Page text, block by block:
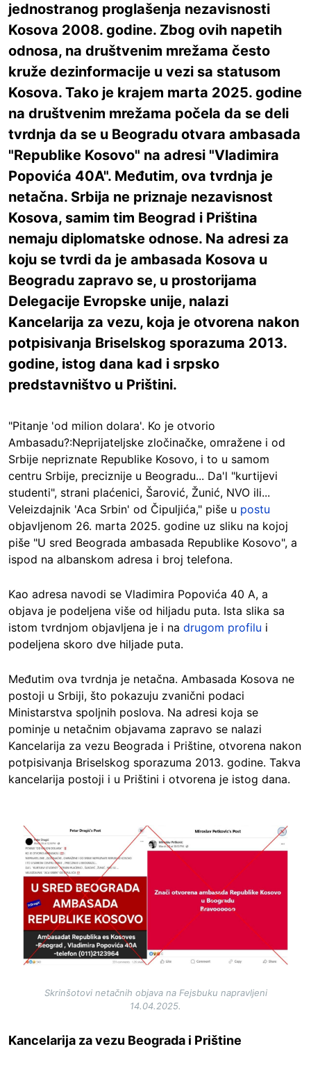
jednostranog proglašenja nezavisnosti
Kosova 2008. godine. Zbog ovih napetih
odnosa, na društvenim mrežama često
kruže dezinformacije u vezi sa statusom
Kosova. Tako je krajem marta 2025. godine
na društvenim mrežama počela da se deli
tvrdnja da se u Beogradu otvara ambasada
"Republike Kosovo" na adresi "Vladimira
Popovića 40A". Međutim, ova tvrdnja je
netačna. Srbija ne priznaje nezavisnost
Kosova, samim tim Beograd i Priština
nemaju diplomatske odnose. Na adresi za
koju se tvrdi da je ambasada Kosova u
Beogradu zapravo se, u prostorijama
Delegacije Evropske unije, nalazi
Kancelarija za vezu, koja je otvorena nakon
potpisivanja Briselskog sporazuma 2013.
godine, istog dana kad i srpsko
predstavništvo u Prištini.
"Pitanje 'od milion dolara'. Ko je otvorio
Ambasadu?:Neprijateljske zločinačke, omražene i od
Srbije nepriznate Republike Kosovo, i to u samom
centru Srbije, preciznije u Beogradu... Da'l "kurtijevi
studenti", strani plaćenici, Šarović, Žunić, NVO ili...
Veleizdajnik 'Aca Srbin' od Čipuljića," piše u postu
objavljenom 26. marta 2025. godine uz sliku na kojoj
piše "U sred Beograda ambasada Republike Kosovo", a
ispod na albanskom adresa i broj telefona.
Kao adresa navodi se Vladimira Popovića 40 A, a
objava je podeljena više od hiljadu puta. Ista slika sa
istom tvrdnjom objavljena je i na drugom profilu i
podeljena skoro dve hiljade puta.
Međutim ova tvrdnja je netačna. Ambasada Kosova ne
postoji u Srbiji, što pokazuju zvanični podaci
Ministarstva spoljnih poslova. Na adresi koja se
pominje u netačnim objavama zapravo se nalazi
Kancelarija za vezu Beograda i Prištine, otvorena nakon
potpisivanja Briselskog sporazuma 2013. godine. Takva
kancelarija postoji i u Prištini i otvorena je istog dana.
Image
Skrinšotovi netačnih objava na Fejsbuku napravljeni
14.04.2025.
Kancelarija za vezu Beograda i Prištine